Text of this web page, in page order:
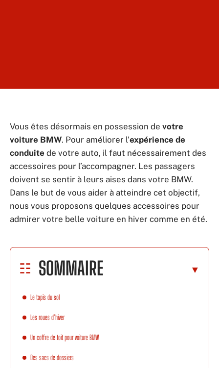
Vous êtes désormais en possession de votre
voiture BMW. Pour améliorer l’expérience de
conduite de votre auto, il faut nécessairement des
accessoires pour l’accompagner. Les passagers
doivent se sentir à leurs aises dans votre BMW.
Dans le but de vous aider à atteindre cet objectif,
nous vous proposons quelques accessoires pour
admirer votre belle voiture en hiver comme en été.
SOMMAIRE
Le tapis du sol
Les roues d’hiver
Un coffre de toit pour voiture BMW
Des sacs de dossiers